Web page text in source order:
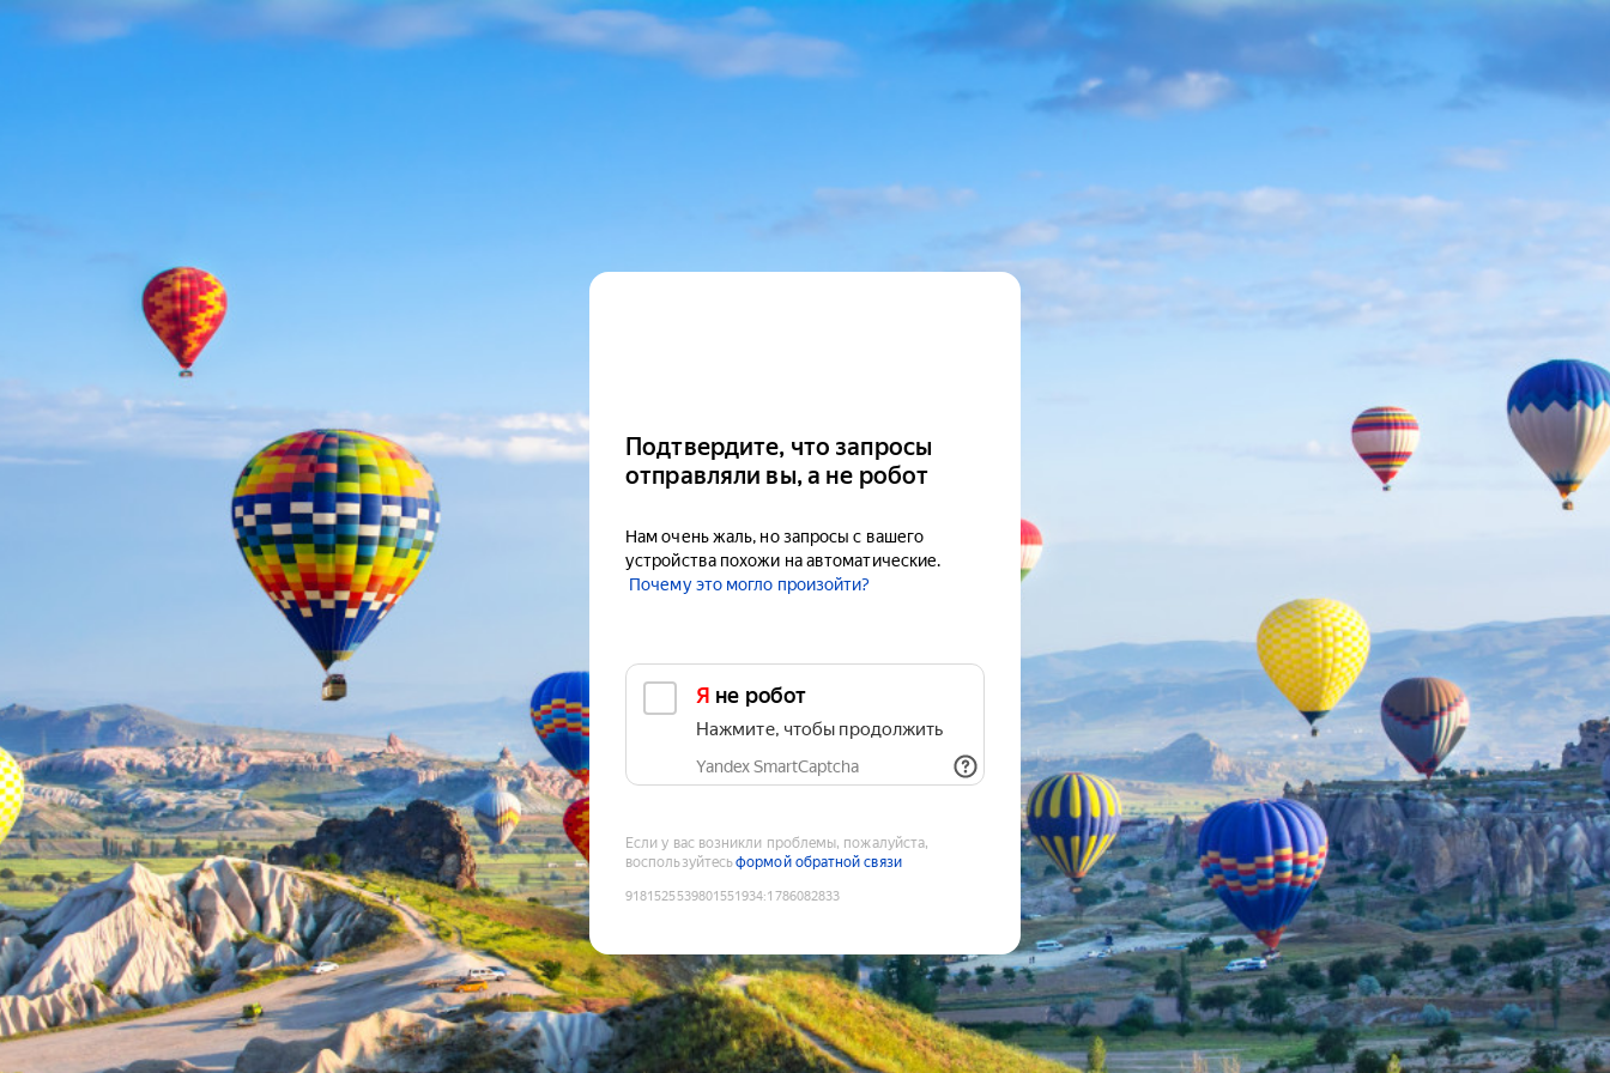
Подтвердите, что запросы
отправляли вы, а не робот
Нам очень жаль, но запросы с вашего
устройства похожи на автоматические.
Почему это могло произойти?
Я не робот
Нажмите, чтобы продолжить
Yandex SmartCaptcha
Если у вас возникли проблемы, пожалуйста,
воспользуйтесьформой обратной связи
9181525539801551934:1786082833